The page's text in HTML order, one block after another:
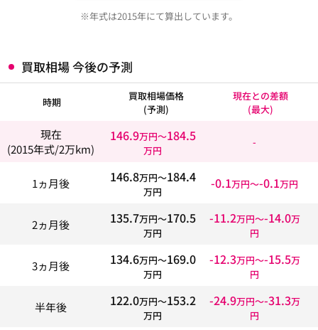
※年式は2015年にて算出しています。
買取相場 今後の予測
時期
買取相場価格
(予測)
現在との差額
(最大)
現在
(2015年式/2万km)
146.9万円〜184.5
万円
-
1ヵ月後 146.8万円〜184.4
万円 -0.1万円〜-0.1万円
2ヵ月後 135.7万円〜170.5
万円
-11.2万円〜-14.0万
円
3ヵ月後 134.6万円〜169.0
万円
-12.3万円〜-15.5万
円
半年後 122.0万円〜153.2
万円
-24.9万円〜-31.3万
円